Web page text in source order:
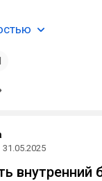
31.05.2025
внутренний